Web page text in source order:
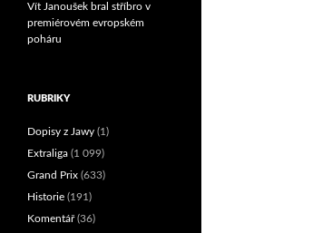
Vít Janoušek bral stříbro v
premiérovém evropském
poháru
RUBRIKY
Dopisy z Jawy (1)
Extraliga (1 099)
Grand Prix (633)
Historie (191)
Komentář(36)